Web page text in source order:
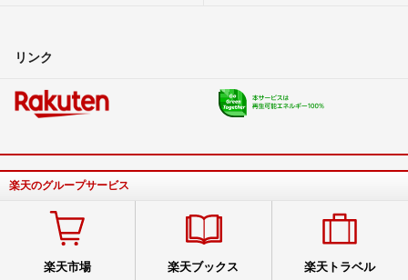
リンク
楽天のグループサービス
楽天市場 楽天ブックス 楽天トラベル